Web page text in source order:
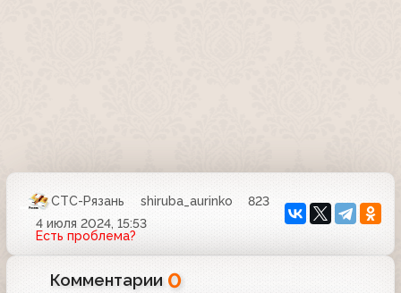
СТС-Рязань shiruba_aurinko
823
4 июля 2024, 15:53
Есть проблема?
Комментарии 0